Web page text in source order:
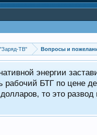
ТВ" Вопросы и
энергии
рабочий БТГ по цене
то это